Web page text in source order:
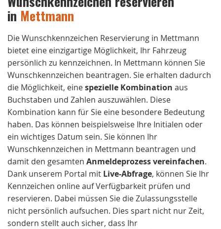
in Mettmann
Die Wunschkennzeichen Reservierung in Mettmann
bietet eine einzigartige Möglichkeit, Ihr Fahrzeug
persönlich zu kennzeichnen. In Mettmann können Sie
Wunschkennzeichen beantragen. Sie erhalten dadurch
die Möglichkeit, einespezielle Kombination aus
Buchstaben und Zahlen auszuwählen. Diese
Kombination kann für Sie eine besondere Bedeutung
haben. Das können beispielsweise Ihre Initialen oder
ein wichtiges Datum sein. Sie können Ihr
Wunschkennzeichen in Mettmann beantragen und
damit den gesamten Anmeldeprozess vereinfachen.
Dank unserem Portal mit Live-Abfrage, können Sie Ihr
Kennzeichen online auf Verfügbarkeit prüfen und
reservieren. Dabei müssen Sie die Zulassungsstelle
nicht persönlich aufsuchen. Dies spart nicht nur Zeit,
sondern stellt auch sicher, dass Ihr